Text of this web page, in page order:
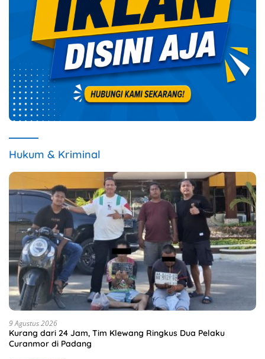
Hukum & Kriminal
9 Agustus 2026
Kurang dari 24 Jam, Tim Klewang Ringkus Dua Pelaku
Curanmor di Padang